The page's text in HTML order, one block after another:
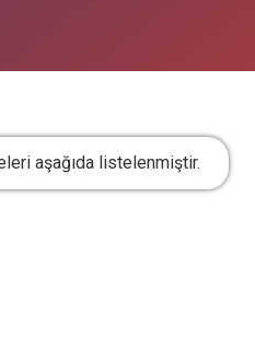
aşağıda listelenmiştir.